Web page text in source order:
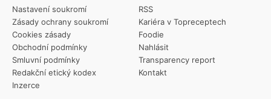
Nastavení soukromí
Zásady ochrany soukromí
Cookies zásady
Obchodní podmínky
Smluvní podmínky
Redakční etický kodex
Inzerce
RSS
Kariéra v Topreceptech
Foodie
Nahlásit
Transparency report
Kontakt